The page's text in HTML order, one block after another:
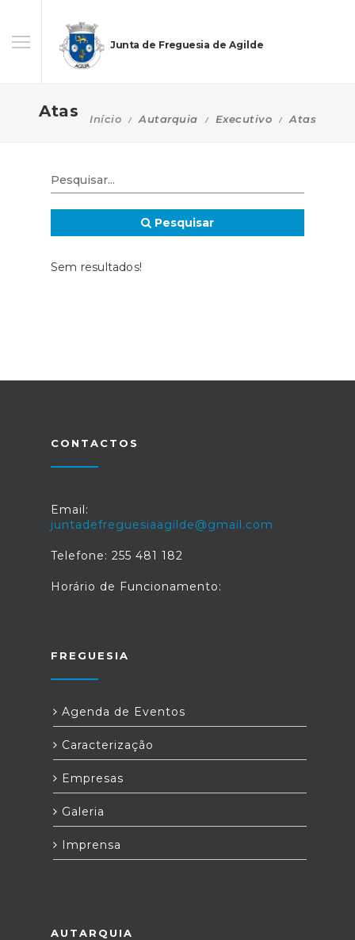
Junta de Freguesia de Agilde
Atas Início Autarquia Executivo Atas
Pesquisar
Sem resultados!
CONTACTOS
Email:
juntadefreguesiaagilde@gmail.com
Telefone: 255 481 182
Horário de Funcionamento:
FREGUESIA
Agenda de Eventos
Caracterização
Empresas
Galeria
Imprensa
AUTARQUIA